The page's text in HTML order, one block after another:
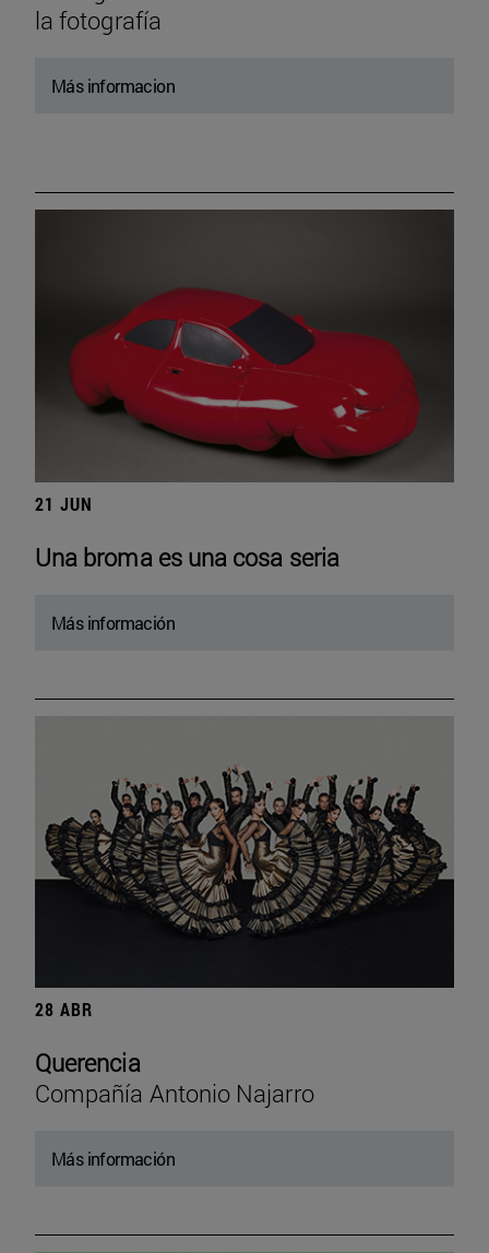
la fotografía
Más informacion
21 JUN
Una broma es una cosa seria
Más información
28 ABR
Querencia
Compañía Antonio Najarro
Más información